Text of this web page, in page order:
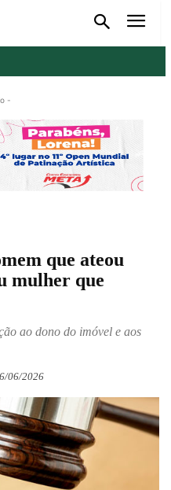
-
que ateou
mulher que
ao dono do imóvel e aos
06/2026